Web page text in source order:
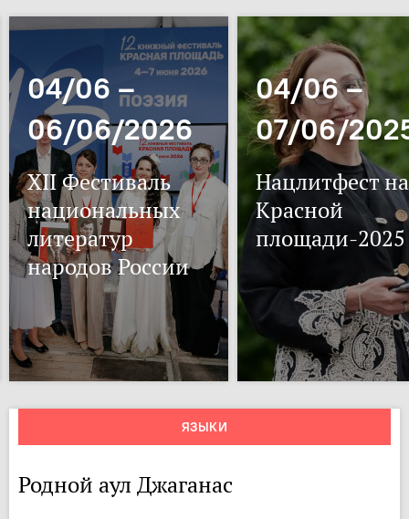
04/06 –
06/06/2026
XII Фестиваль
национальных
литератур
народов России
04/06 –
07/06/
Нацлитфест на
Красной
площади-2025
ЯЗЫКИ
Родной аул Джаганас